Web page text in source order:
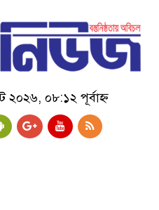
২০২৬, ০৮:১২ পূর্বাহ্ন